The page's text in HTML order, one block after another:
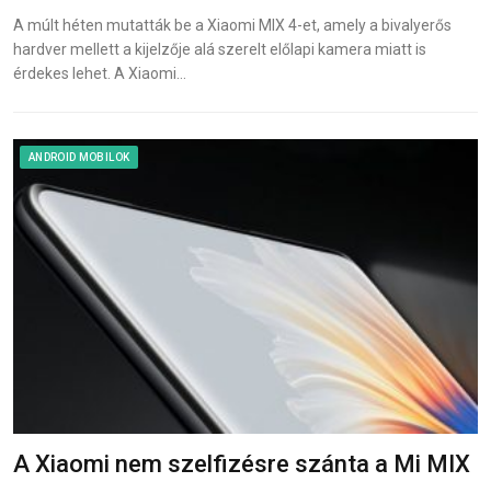
A múlt héten mutatták be a Xiaomi MIX 4-et, amely a bivalyerős
hardver mellett a kijelzője alá szerelt előlapi kamera miatt is
érdekes lehet. A Xiaomi…
ANDROID MOBILOK
A Xiaomi nem szelfizésre szánta a Mi MIX